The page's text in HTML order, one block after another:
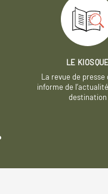
LE
La revue de presse
informe de
destination